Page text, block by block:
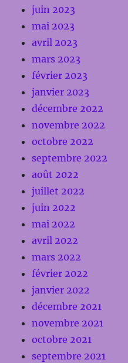
juin 2023
mai 2023
avril 2023
mars 2023
février 2023
janvier 2023
décembre 2022
novembre 2022
octobre 2022
septembre 2022
août 2022
juillet 2022
juin 2022
mai 2022
avril 2022
mars 2022
février 2022
janvier 2022
décembre 2021
novembre 2021
octobre 2021
septembre 2021